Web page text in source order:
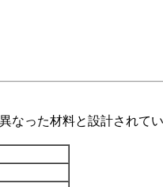
なった材料と設計されて